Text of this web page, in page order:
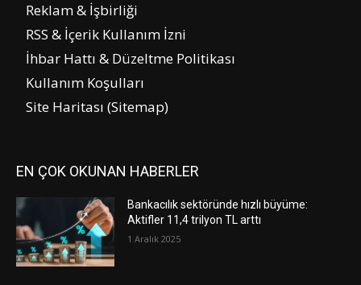
Reklam & İşbirliği
RSS & İçerik Kullanım İzni
İhbar Hattı & Düzeltme Politikası
Kullanım Koşulları
Site Haritası (Sitemap)
EN ÇOK OKUNAN HABERLER
Bankacılık sektöründe hızlı büyüme:
Aktifler 11,4 trilyon TL arttı
1 Aralık 2025